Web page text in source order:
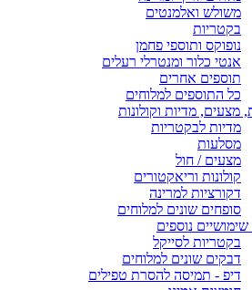
משולש ואלמנטים
בקטריות
נופוקס ותוספי פחמן
אנטי כלור ומנטרלי רעלים
תוספים אחרים
כל התוספים למלוחים
מצעים, מדיות וקולונות
מדיות לבקטריות
מסלעות
מצעים / חול
קולונות וריאקטורים
דקורציות למרינה
סופחים שונים למלוחים
נוספים
בקטריות לסייקל
דבקים שונים למלוחים
דיפ - תמיסה להסרת טפילים